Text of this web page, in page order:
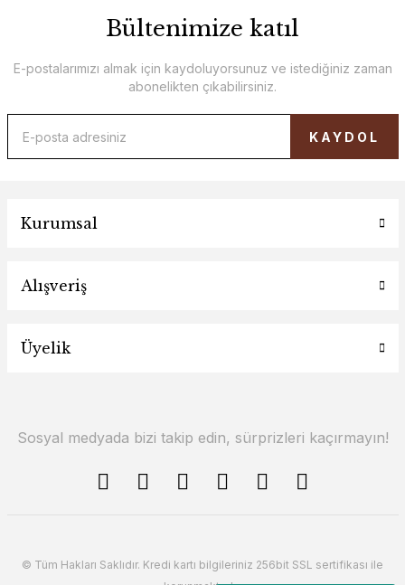
Bültenimize katıl
E-postalarımızı almak için kaydoluyorsunuz ve istediğiniz zaman
abonelikten çıkabilirsiniz.
KAYDOL
Kurumsal
Alışveriş
Üyelik
Sosyal medyada bizi takip edin, sürprizleri kaçırmayın!
© Tüm Hakları Saklıdır. Kredi kartı bilgileriniz 256bit SSL sertifikası ile